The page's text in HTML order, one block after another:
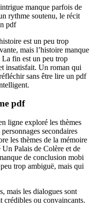
manque parfois de
rythme soutenu, le récit
pdf
est un peu trop
mais l’histoire manque
fin est un peu trop
insatisfait. Un roman qui
sans être lire un pdf
pdf
ligne exploré les thèmes
secondaires
les thèmes de la mémoire
Palais de Colère et de
de conclusion mobi
trop ambiguë, mais qui
mais les dialogues sont
ou convaincants.